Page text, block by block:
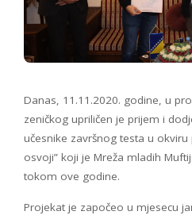
Danas, 11.11.2020. godine, u
zeničkog upriličen je prijem i
učesnike završnog testa u
osvoji” koji je Mreža mladih
tokom ove godine.
Projekat je započeo u mjesecu